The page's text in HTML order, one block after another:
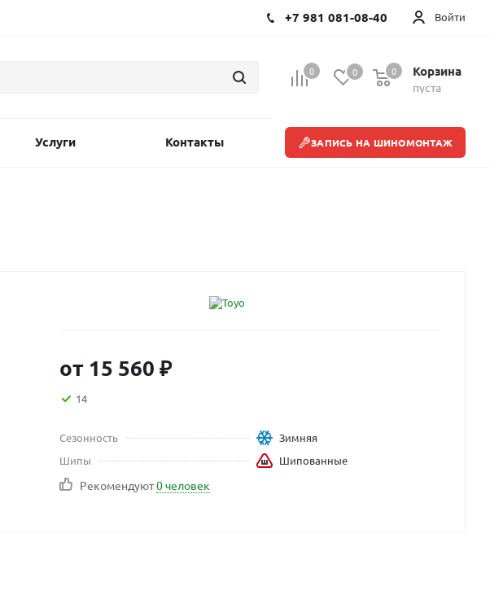
Войти
+7 981 081-08-40
0 0 Корзина
пуста
0
Услуги Контакты ЗАПИСЬ НА ШИНОМОНТАЖ
от 15 560 ₽
14
Сезонность
Зимняя
Шипы
Шипованные
Рекомендуют0 человек